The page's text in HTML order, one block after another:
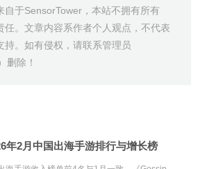
自于SensorTower，本站不拥有所有
任。文章内容系作者个人观点，不代表
持。如有侵权，请联系管理员
删除！
年2月中国出海手游排行与增长榜